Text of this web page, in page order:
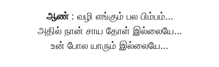
ஆண் : வழி எங்கும் பல பிம்பம்…
அதில் நான் சாய தோள் இல்லையே…
உன் போல யாரும் இல்லையே…